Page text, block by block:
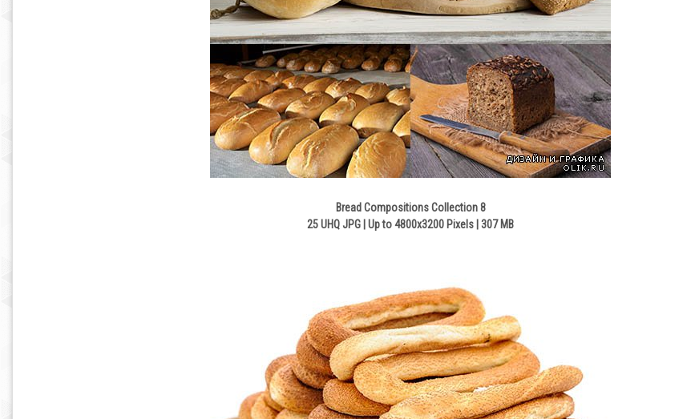
Bread Compositions Collection 8
25 UHQ JPG | Up to 4800x3200 Pixels | 307 MB